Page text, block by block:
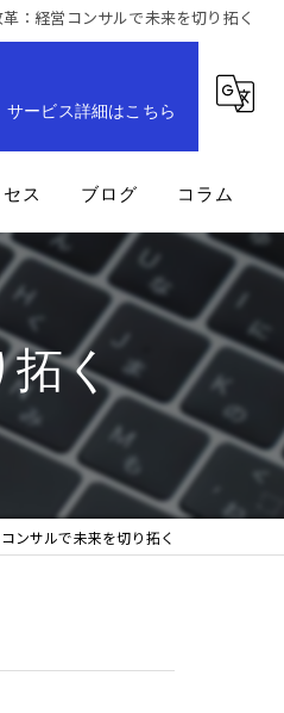
：経営コンサルで未来を切り拓く
サービス詳細はこちら
ス ブログ コラム
拓く
ンサルで未来を切り拓く